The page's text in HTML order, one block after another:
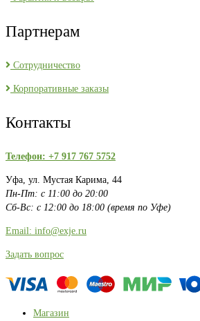
Партнерам
Сотрудничество
Корпоративные заказы
Контакты
Телефон: +7 917 767 5752
Уфа, ул. Мустая Карима, 44
Пн-Пт: с 11:00 до 20:00
Сб-Вс: с 12:00 до 18:00 (время по Уфе)
Email: info@exje.ru
Задать вопрос
Магазин